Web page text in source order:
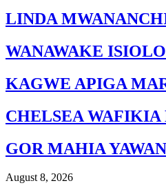
LINDA
WANAWAKE
KAGWE APIGA
CHELSEA
GOR MAHIA
August 8, 2026